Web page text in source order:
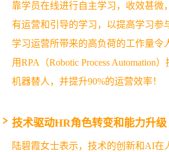
靠学员在线进行自主学习，收效甚微
有运营和引导的学习，以提高学习参
学习运营所带来的高负荷的工作量令
用RPA（Robotic Process Automation
机器替人，并提升90%的运营效率！
技术驱动HR角色转变和能力升级
陆碧霞女士表示，技术的创新和AI在